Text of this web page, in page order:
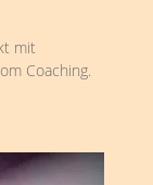
mit
Coaching.